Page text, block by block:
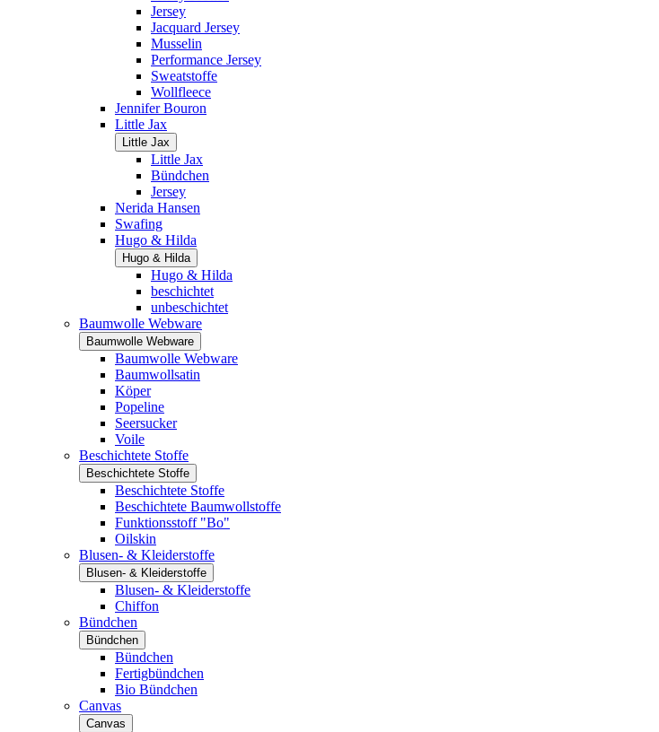
Jersey
Jacquard Jersey
Musselin
Performance Jersey
Sweatstoffe
Wollfleece
Jennifer Bouron
Little Jax
Little Jax
Little Jax
Bündchen
Jersey
Nerida Hansen
Swafing
Hugo & Hilda
Hugo & Hilda
Hugo & Hilda
beschichtet
unbeschichtet
Baumwolle Webware
Baumwolle Webware
Baumwolle Webware
Baumwollsatin
Köper
Popeline
Seersucker
Voile
Beschichtete Stoffe
Beschichtete Stoffe
Beschichtete Stoffe
Beschichtete Baumwollstoffe
Funktionsstoff "Bo"
Oilskin
Blusen- & Kleiderstoffe
Blusen- & Kleiderstoffe
Blusen- & Kleiderstoffe
Chiffon
Bündchen
Bündchen
Bündchen
Fertigbündchen
Bio Bündchen
Canvas
Canvas